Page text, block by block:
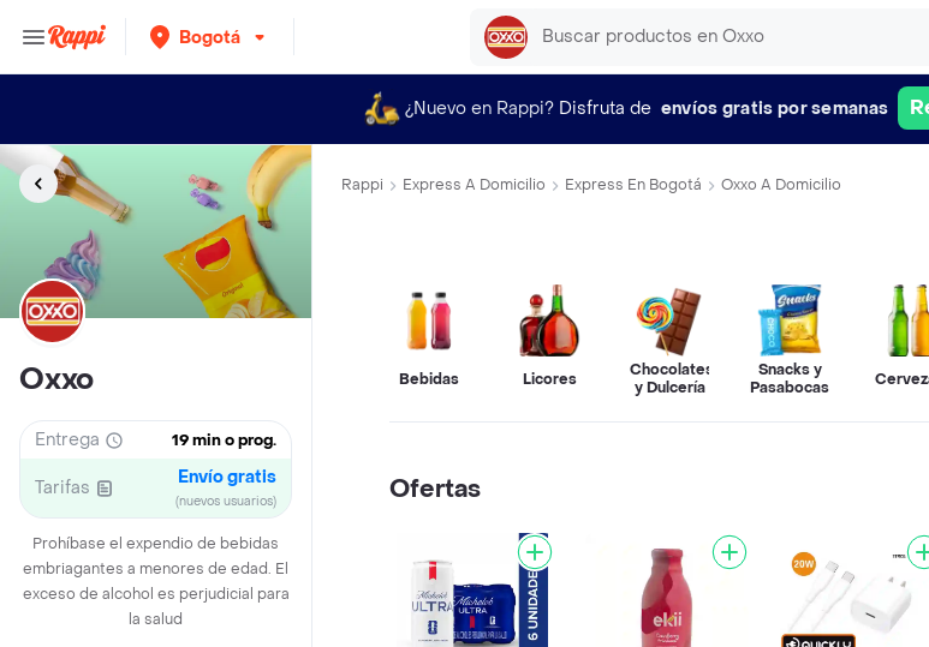
Bogotá
¿Nuevo en Rappi? Disfruta de envíos gratis por semanas
Oxxo
Entrega 19 min o prog.
Tarifas Envío gratis
(nuevos usuarios)
Prohíbase el expendio de bebidas
embriagantes a menores de edad. El
exceso de alcohol es perjudicial para
la salud
Rappi Express A Domicilio Express En Bogotá Oxxo A Domicilio
Bebidas Licores
Chocolates
y Dulcería
Snacks y
Pasabocas
Ofertas